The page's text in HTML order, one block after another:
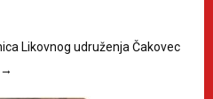
Likovnog udruženja Čakovec
→